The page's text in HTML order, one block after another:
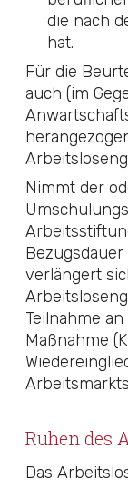
die nach
hat.
Für die
auch (im
Nimmt der
Bezugsdauer
verlängert
Teilnahme
Maßnahme
Ruhen des
Das